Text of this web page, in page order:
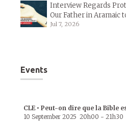
Interview Regards
Our Father in Aramaic
Jul 7, 2026
Events
CLE • Peut-on dire que la Bible
10 September 2025 20h00 - 21h30